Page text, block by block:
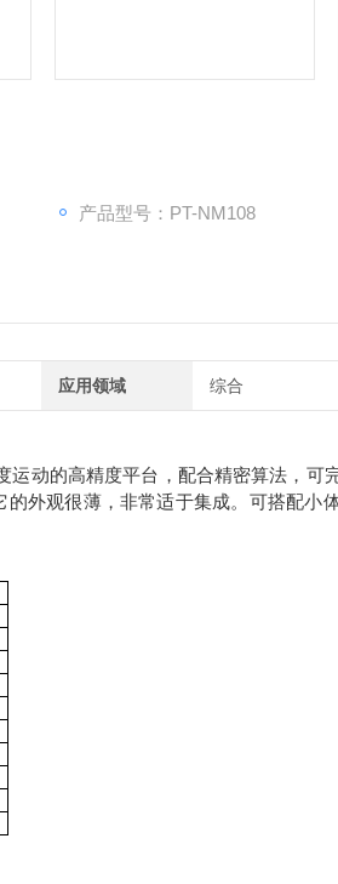
产品型号：PT-NM108
应用领域 综合
动的高精度平台，配合精密算法，可
外观很薄，非常适于集成。可搭配小